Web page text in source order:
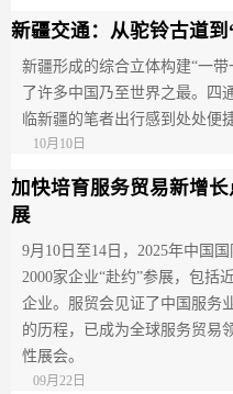
新疆交通：从驼铃古道
新疆形成的综合立体构建“一
了许多中国乃至世界之最。四
临新疆的笔者出行感到处处便捷
10月10日
加快培育服务贸易新增
展
9月10日至14日，2025年中国
2000家企业“赴约”参展，包括
企业。服贸会见证了中国服务
的历程，已成为全球服务贸易
性展会。
09月22日